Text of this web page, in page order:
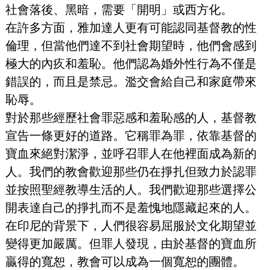
社會落後、黑暗，需要「開明」或西方化。
在許多方面，雅加達人更有可能認同基督教的性
倫理，但當他們達不到社會期望時，他們會感到
極大的內疚和羞恥。他們認為婚外性行為不僅是
錯誤的，而且是禁忌。濫交會給自己和家庭帶來
恥辱。
對於那些經歷社會罪惡感和羞恥感的人，基督教
宣告一條更好的道路。它稱罪為罪，依靠基督的
寶血來絕對潔淨，並呼召罪人在他裡面成為新的
人。我們的教會歡迎那些仍在掙扎但致力於認罪
並按照聖經教導生活的人。我們歡迎那些選擇公
開表達自己的掙扎而不是羞愧地隱藏起來的人。
在印尼的背景下，人們很容易屈服於文化期望並
變得更加嚴厲。但罪人發現，由於基督的寶血所
贏得的寬恕，教會可以成為一個寬恕的團體。